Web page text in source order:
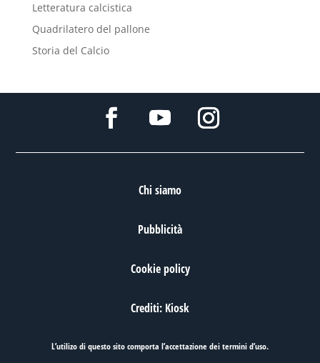
Letteratura calcistica
Quadrilatero del pallone
Storia del Calcio
Chi siamo
Pubblicità
Cookie policy
Crediti: Kiosk
L’utilizo di questo sito comporta l’accettazione deitermini d’uso.